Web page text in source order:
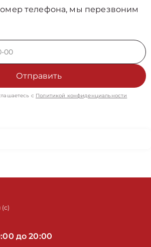
телефона, мы перезвоним
Отправить
с Политикой конфиденциальности
до 20:00